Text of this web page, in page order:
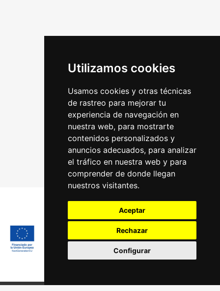
Utilizamos cookies
Usamos cookies y otras técnicas
de rastreo para mejorar tu
experiencia de navegación en
nuestra web, para mostrarte
contenidos personalizados y
anuncios adecuados, para analizar
el tráfico en nuestra web y para
comprender de donde llegan
nuestros visitantes.
Aceptar
Rechazar
Configurar